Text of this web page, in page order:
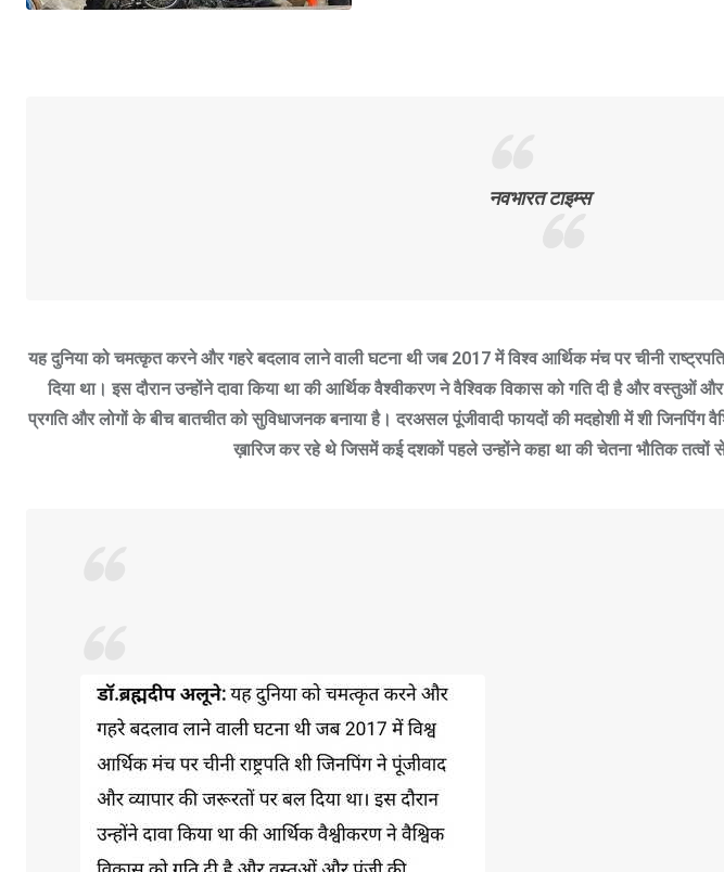
नवभारत टाइम्स
यह दुनिया को चमत्कृत करने और गहरे बदलाव लाने वाली घटना थी जब 2017 में विश्व आर्थिक मंच पर चीनी
दिया था। इस दौरान उन्होंने दावा किया था की आर्थिक वैश्वीकरण ने वैश्विक विकास को गति दी है और वस्तुओं और
प्रगति और लोगों के बीच बातचीत को सुविधाजनक बनाया है। दरअसल पूंजीवादी फायदों की मदहोशी में शी जिनपिंग
ख़ारिज कर रहे थे जिसमें कई दशकों पहले उन्होंने कहा था की चेतना भौतिक तत्वों से